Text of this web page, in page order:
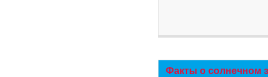
Факты о солнечном